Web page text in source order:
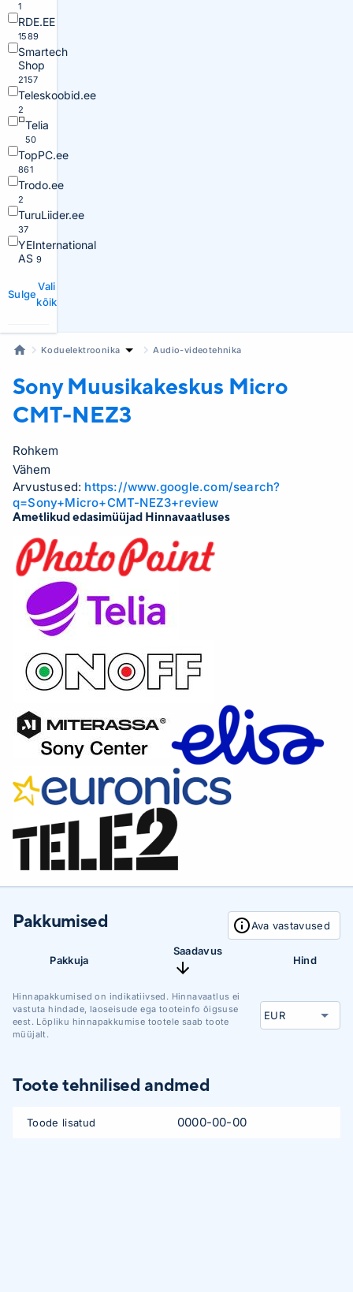
1
RDE.EE
1589
Smartech
Shop
2157
Teleskoobid.ee
2
Telia
50
TopPC.ee
861
Trodo.ee
2
TuruLiider.ee
37
YEInternational
AS 9
Sulge
Vali
kõik
Koduelektroonika Audio-videotehnika
Sony Muusikakeskus Micro
CMT-NEZ3
Rohkem
Vähem
Arvustused: https://www.google.com/search?
q=Sony+Micro+CMT-NEZ3+review
Ametlikud edasimüüjad Hinnavaatluses
Pakkumised Ava vastavused
Pakkuja
Saadavus
Hind
Hinnapakkumised on indikatiivsed. Hinnavaatlus ei
vastuta hindade, laoseisude ega tooteinfo õigsuse
eest. Lõpliku hinnapakkumise tootele saab toote
müüjalt.
Toote tehnilised andmed
Toode lisatud 0000-00-00